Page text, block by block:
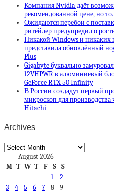
Компания Nvidia даёт
рекомендованной цене, но
Ожидаются перебои с
ритейлер предупредил о
Никакой Windows и никаких
представила обновлённый
Plus
Gigabyte буквально
12VHPWR в алюминиевый
GeForce RTX 50 Infinity
В России создадут первый
микроскоп для
Hitachi
Archives
Archives
August 2026
M T W T F S
S
1
2
3
4 5 6 7 8 9